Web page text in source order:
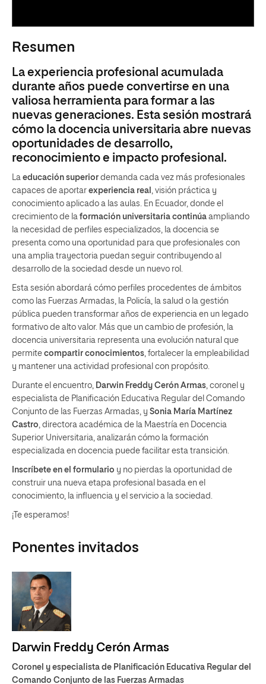
Resumen
La experiencia profesional acumulada
durante años puede convertirse en una
valiosa herramienta para formar a las
nuevas generaciones. Esta sesión mostrará
cómo la docencia universitaria abre nuevas
oportunidades de desarrollo,
reconocimiento e impacto profesional.
La educación superior demanda cada vez más profesionales
capaces de aportar experiencia real , visión práctica y
conocimiento aplicado a las aulas. En Ecuador, donde el
crecimiento de la formación universitaria continúa ampliando
la necesidad de perfiles especializados, la docencia se
presenta como una oportunidad para que profesionales con
una amplia trayectoria puedan seguir contribuyendo al
desarrollo de la sociedad desde un nuevo rol.
Esta sesión abordará cómo perfiles procedentes de ámbitos
como las Fuerzas Armadas, la Policía, la salud o la gestión
pública pueden transformar años de experiencia en un legado
formativo de alto valor. Más que un cambio de profesión, la
docencia universitaria representa una evolución natural que
permite compartir conocimientos, fortalecer la empleabilidad
y mantener una actividad profesional con propósito.
Durante el encuentro, Darwin Freddy Cerón Armas, coronel y
especialista de Planificación Educativa Regular del Comando
Conjunto de las Fuerzas Armadas, y Sonia María Martínez
Castro, directora académica de la Maestría en Docencia
Superior Universitaria, analizarán cómo la formación
especializada en docencia puede facilitar esta transición.
Inscríbete en el formulario y no pierdas la oportunidad de
construir una nueva etapa profesional basada en el
conocimiento, la influencia y el servicio a la sociedad.
¡Te esperamos!
Ponentes invitados
Darwin Freddy Cerón Armas
Coronel y especialista de Planificación Educativa Regular del
Comando Conjunto de las Fuerzas Armadas